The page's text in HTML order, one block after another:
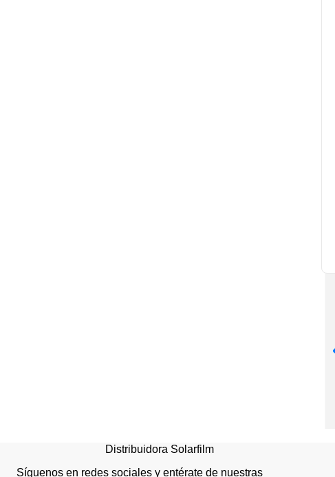
Distribuidora Solarfilm
Síguenos en redes sociales y entérate de nuestras